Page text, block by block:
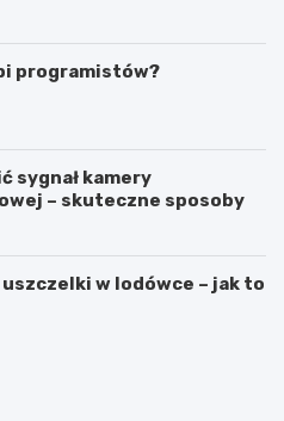
programistów?
sygnał kamery
– skuteczne sposoby
w lodówce – jak to